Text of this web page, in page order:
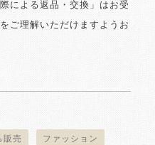
による返品・交換」はお受
ご理解いただけますようお
販売 ファッション